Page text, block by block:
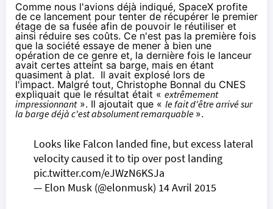
Comme nous l'avions déjà indiqué, SpaceX profite
de ce lancement pour tenter de récupérer le premier
étage de sa fusée afin de pouvoir le réutiliser et
ainsi réduire ses coûts. Ce n'est pas la première fois
que la société essaye de mener à bien une
opération de ce genre et, la dernière fois le lanceur
avait certes atteint sa barge, mais en étant
quasiment à plat. Il avait explosé lors de
l'impact. Malgré tout, Christophe Bonnal du CNES
expliquait que le résultat était « extrêmement
impressionnant». Il ajoutait que « le fait d'être arrivé sur
la barge déjà c'est absolument remarquable ».
Looks like Falcon landed fine, but excess lateral
velocity caused it to tip over post landing
pic.twitter.com/eJWzN6KSJa
— Elon Musk (@elonmusk) 14 Avril 2015